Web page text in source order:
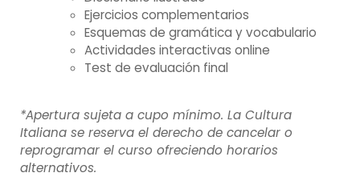
Ejercicios complementarios
Esquemas de gramática y vocabulario
Actividades interactivas online
Test de evaluación final
*Apertura sujeta a cupo mínimo. La Cultura
Italiana se reserva el derecho de cancelar o
reprogramar el curso ofreciendo horarios
alternativos.